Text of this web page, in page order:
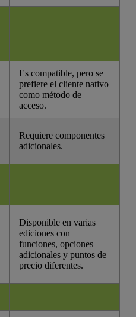
Es compatible, pero se
prefiere el cliente nativo
como método de
acceso.
Requiere componentes
adicionales.
Disponible en varias
ediciones con
funciones, opciones
adicionales y puntos de
precio diferentes.